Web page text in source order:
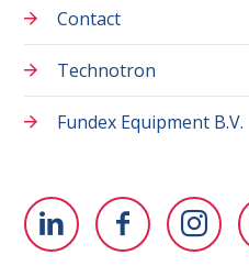
Contact
Technotron
Fundex Equipment B.V.